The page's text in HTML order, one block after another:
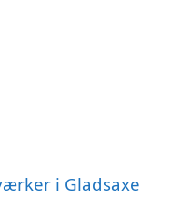
i Gladsaxe